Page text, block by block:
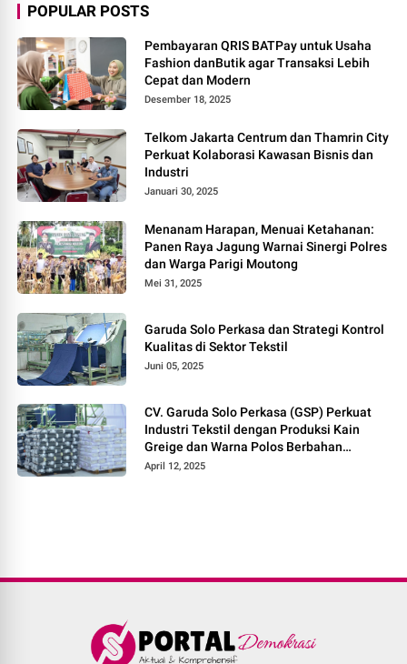
POPULAR POSTS
Pembayaran QRIS BATPay untuk Usaha
Fashion danButik agar Transaksi Lebih
Cepat dan Modern
Desember 18, 2025
Telkom Jakarta Centrum dan Thamrin City
Perkuat Kolaborasi Kawasan Bisnis dan
Industri
Januari 30, 2025
Menanam Harapan, Menuai Ketahanan:
Panen Raya Jagung Warnai Sinergi Polres
dan Warga Parigi Moutong
Mei 31, 2025
Garuda Solo Perkasa dan Strategi Kontrol
Kualitas di Sektor Tekstil
Juni 05, 2025
CV. Garuda Solo Perkasa (GSP) Perkuat
Industri Tekstil dengan Produksi Kain
Greige dan Warna Polos Berbahan
Tetoron Rayon
April 12, 2025